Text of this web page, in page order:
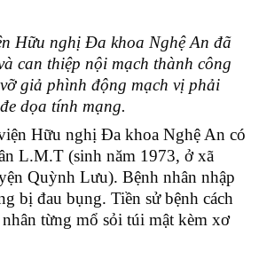
Hữu nghị Đa khoa Nghệ An đã
can thiệp nội mạch thành công
giả phình động mạch vị phải
dọa tính mạng.
Hữu nghị Đa khoa Nghệ An có
L.M.T (sinh năm 1973, ở xã
Quỳnh Lưu). Bệnh nhân nhập
bị đau bụng. Tiền sử bệnh cách
từng mổ sỏi túi mật kèm xơ